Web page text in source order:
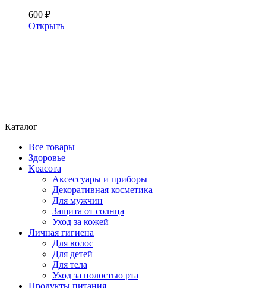
600 ₽
Открыть
Каталог
Все товары
Здоровье
Красота
Аксессуары и приборы
Декоративная косметика
Для мужчин
Защита от солнца
Уход за кожей
Личная гигиена
Для волос
Для детей
Для тела
Уход за полостью рта
Продукты питания